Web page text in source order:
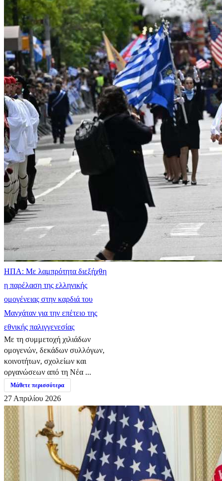
ΗΠΑ: Με λαμπρότητα διεξήχθη
η παρέλαση της ελληνικής
ομογένειας στην καρδιά του
Μανχάταν για την επέτειο της
εθνικής παλιγγενεσίας
Με τη συμμετοχή χιλιάδων
ομογενών, δεκάδων συλλόγων,
κοινοτήτων, σχολείων και
οργανώσεων από τη Νέα ...
Μάθετε περισσότερα
27 Απριλίου 2026